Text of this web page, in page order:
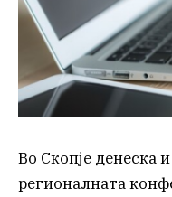
Во Скопје денеска
регионалната